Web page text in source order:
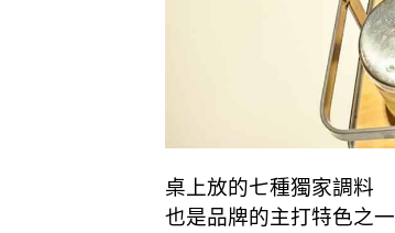
桌上放的七種獨家調料
也是品牌的主打特色之一